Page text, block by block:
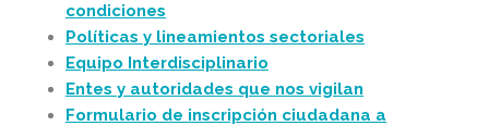
condiciones
Políticas y lineamientos sectoriales
Equipo Interdisciplinario
Entes y autoridades que nos vigilan
Formulario de inscripción ciudadana a